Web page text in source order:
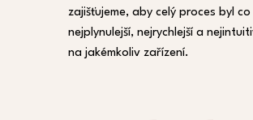
zajišťujeme, aby celý proces byl co
nejplynulejší, nejrychlejší a
na jakémkoliv zařízení.